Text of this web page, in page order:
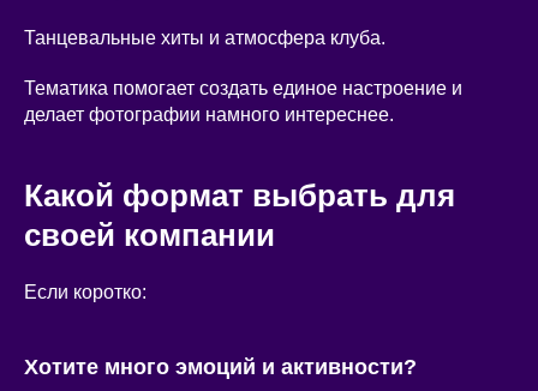
Танцевальные хиты и атмосфера клуба.
Тематика помогает создать единое настроение и
делает фотографии намного интереснее.
Какой формат выбрать для
своей компании
Если коротко:
Хотите много эмоций и активности?